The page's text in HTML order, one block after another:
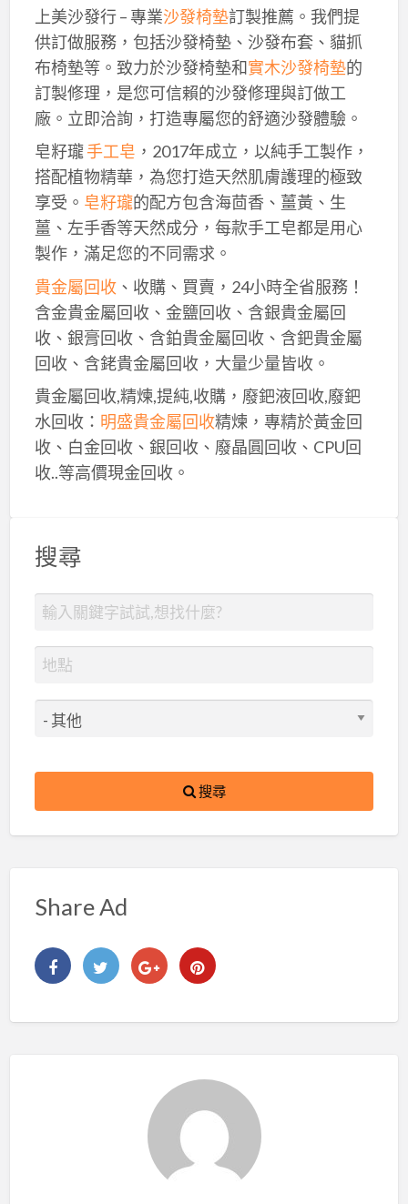
上美沙發行 – 專業沙發椅墊訂製推薦。我們提
供訂做服務，包括沙發椅墊、沙發布套、貓抓
布椅墊等。致力於沙發椅墊和實木沙發椅墊的
訂製修理，是您可信賴的沙發修理與訂做工
廠。立即洽詢，打造專屬您的舒適沙發體驗。
皂籽瓏手工皂 ，2017年成立，以純手工製作，
搭配植物精華，為您打造天然肌膚護理的極致
享受。 皂籽瓏的配方包含海茴香、薑黃、生
薑、左手香等天然成分，每款手工皂都是用心
製作，滿足您的不同需求。
貴金屬回收、收購、買賣，24小時全省服務！
含金貴金屬回收、金鹽回收、含銀貴金屬回
收、銀膏回收、含鉑貴金屬回收、含鈀貴金屬
回收、含銠貴金屬回收，大量少量皆收。
貴金屬回收,精煉,提純,收購，廢鈀液回收,廢鈀
水回收： 明盛貴金屬回收精煉，專精於黃金回
收、白金回收、銀回收、廢晶圓回收、CPU回
收..等高價現金回收。
搜尋
搜尋
Share Ad